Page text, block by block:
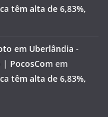
têm alta de 6,83%,
em Uberlândia -
| PocosCom em
têm alta de 6,83%,